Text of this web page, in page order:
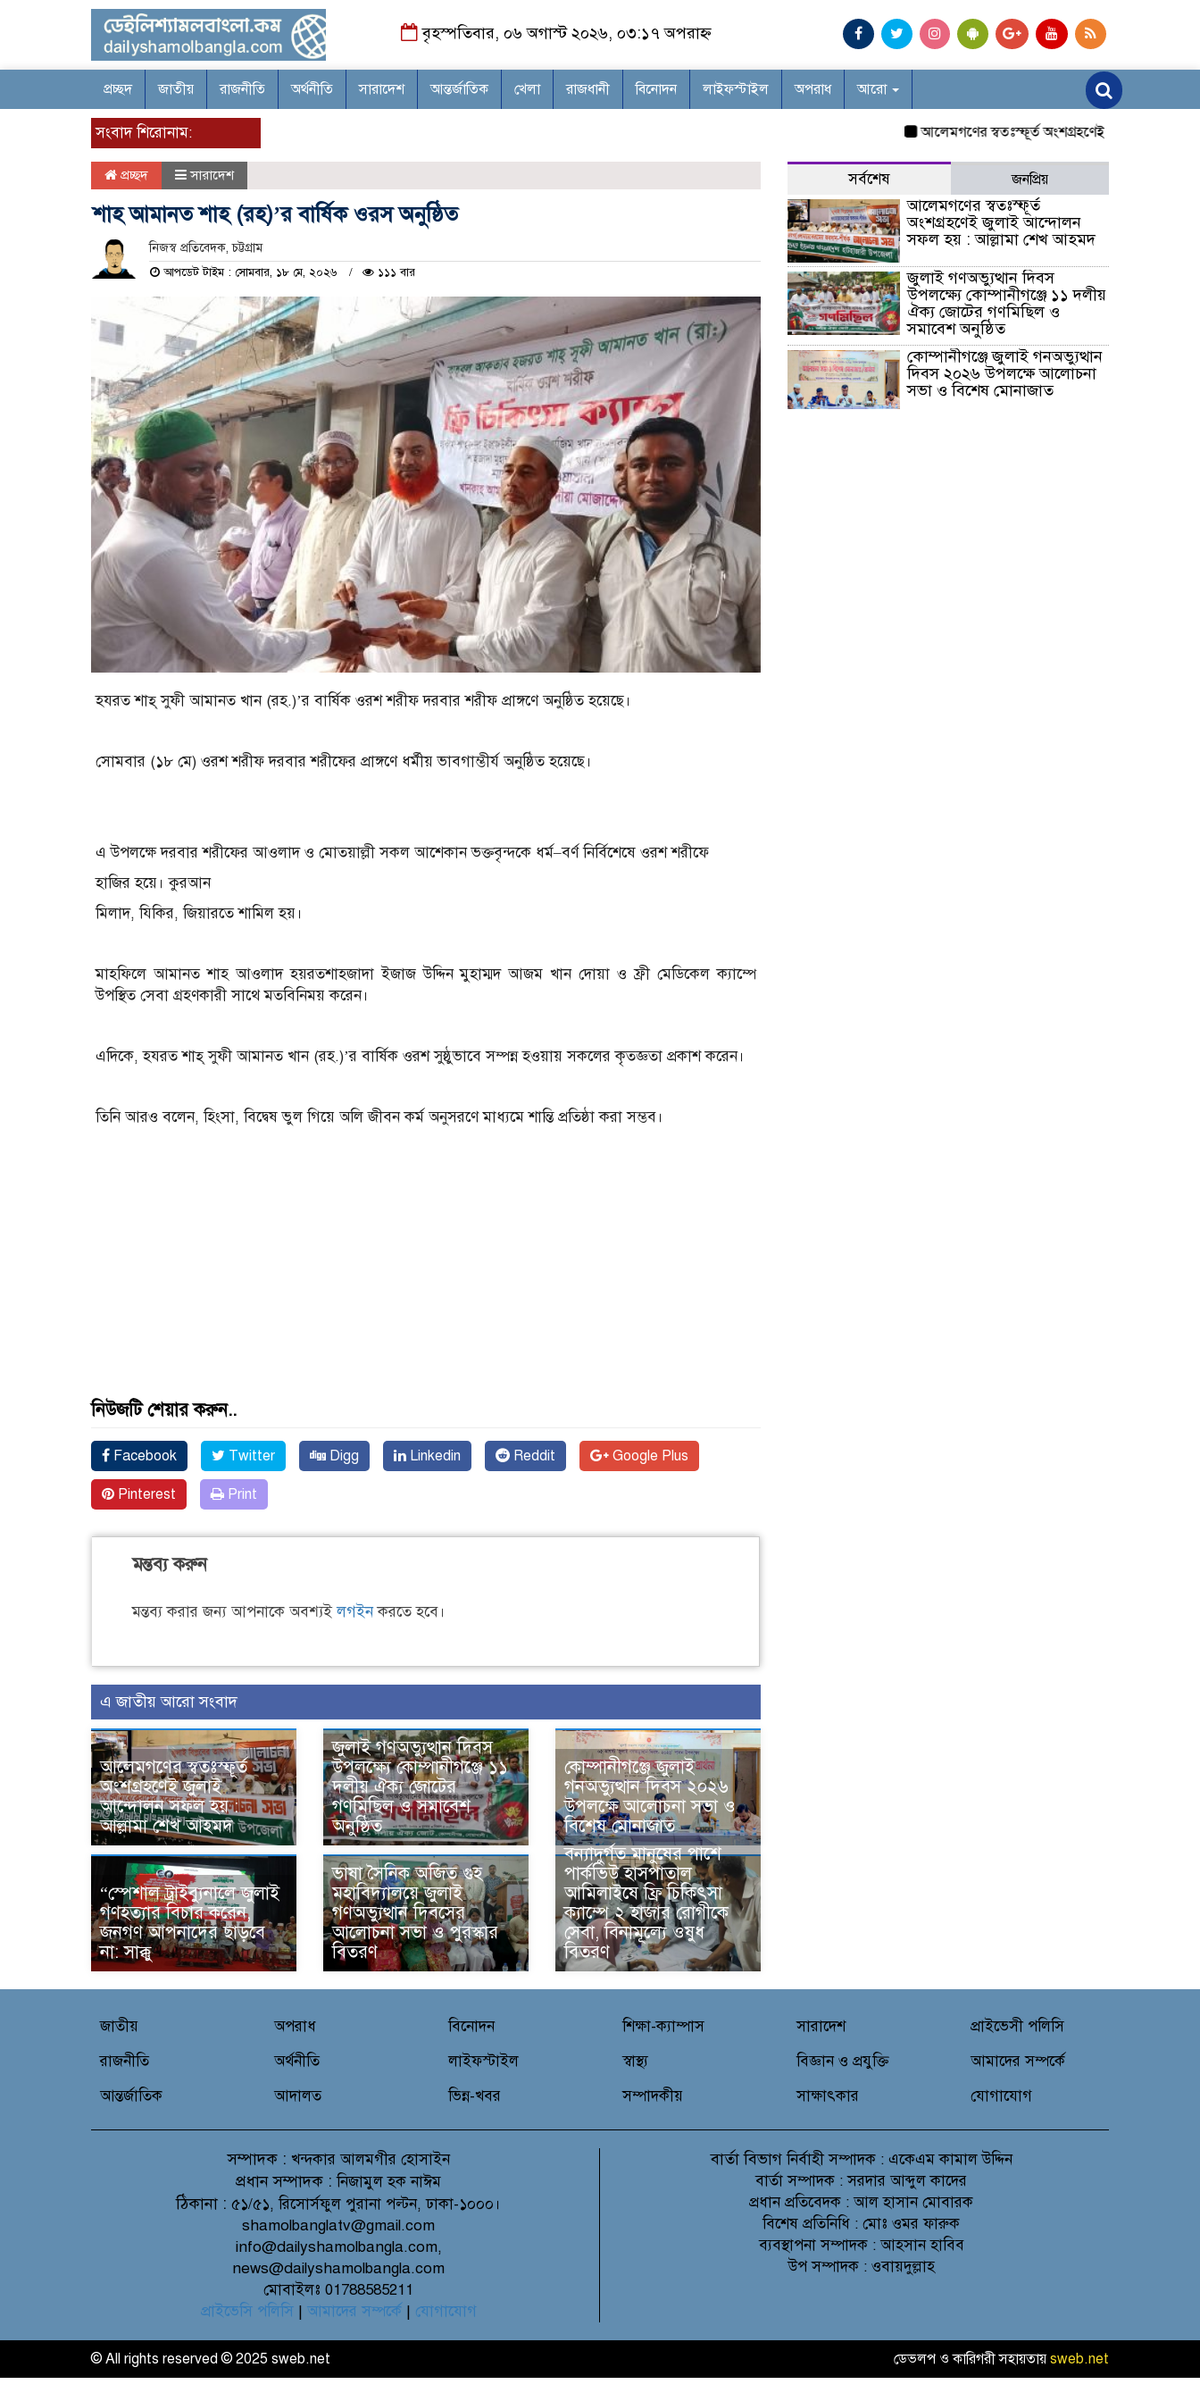
বৃহস্পতিবার, ০৬ অগাস্ট ২০২৬, ০৩:১৭ অপরাহ্ন
প্রচ্ছদ জাতীয় রাজনীতি অর্থনীতি সারাদেশ আন্তর্জাতিক খেলা রাজধানী বিনোদন লাইফস্টাইল অপরাধ আরো
সংবাদ শিরোনাম: আলেমগণের স্বতঃস্ফূর্ত অংশগ্রহণেই জুলাই আন্দোলন
প্রচ্ছদ সারাদেশ
শাহ আমানত শাহ (রহ)’র বার্ষিক ওরস অনুষ্ঠিত
নিজস্ব প্রতিবেদক, চট্টগ্রাম
আপডেট টাইম : সোমবার, ১৮ মে, ২০২৬ ১১১ বার
হযরত শাহ্‌ সুফী আমানত খান (রহ.)’র বার্ষিক ওরশ শরীফ দরবার শরীফ প্রাঙ্গণে অনুষ্ঠিত হয়েছে।
সোমবার (১৮ মে) ওরশ শরীফ দরবার শরীফের প্রাঙ্গণে ধর্মীয় ভাবগাম্ভীর্য অনুষ্ঠিত হয়েছে।
এ উপলক্ষে দরবার শরীফের আওলাদ ও মোতয়াল্লী সকল আশেকান ভক্তবৃন্দকে ধর্ম–বর্ণ নির্বিশেষে ওরশ শরীফে
হাজির হয়ে। কুরআন
মিলাদ, যিকির, জিয়ারতে শামিল হয়।
মাহফিলে আমানত শাহ আওলাদ হয়রতশাহজাদা ইজাজ উদ্দিন মুহাম্মদ আজম খান দোয়া ও ফ্রী মেডিকেল ক্যাম্পে
উপস্থিত সেবা গ্রহণকারী সাথে মতবিনিময় করেন।
এদিকে, হযরত শাহ্‌ সুফী আমানত খান (রহ.)’র বার্ষিক ওরশ সুষ্ঠুভাবে সম্পন্ন হওয়ায় সকলের কৃতজ্ঞতা প্রকাশ করেন।
তিনি আরও বলেন, হিংসা, বিদ্বেষ ভুল গিয়ে অলি জীবন কর্ম অনুসরণে মাধ্যমে শান্তি প্রতিষ্ঠা করা সম্ভব।
নিউজটি শেয়ার করুন..
Facebook Twitter Digg Linkedin Reddit Google Plus
Pinterest Print
মন্তব্য করুন
মন্তব্য করার জন্য আপনাকে অবশ্যইলগইনকরতে হবে।
এ জাতীয় আরো সংবাদ
আলেমগণের স্বতঃস্ফূর্ত
অংশগ্রহণেই জুলাই
আন্দোলন সফল হয় :
আল্লামা শেখ আহমদ
জুলাই গণঅভ্যুত্থান দিবস
উপলক্ষ্যে কোম্পানীগঞ্জে ১১
দলীয় ঐক্য জোটের
গণমিছিল ও সমাবেশ
অনুষ্ঠিত
কোম্পানীগঞ্জে জুলাই
গনঅভ্যুত্থান দিবস ২০২৬
উপলক্ষে আলোচনা সভা ও
বিশেষ মোনাজাত
“স্পেশাল ট্রাইব্যুনালে জুলাই
গণহত্যার বিচার করেন,
জনগণ আপনাদের ছাড়বে
না: সাক্কু
ভাষা সৈনিক অজিত গুহ
মহাবিদ্যালয়ে জুলাই
গণঅভ্যুত্থান দিবসের
আলোচনা সভা ও পুরস্কার
বিতরণ
বন্যাদুর্গত মানুষের পাশে
পার্কভিউ হাসপাতাল
আমিলাইষে ফ্রি চিকিৎসা
ক্যাম্পে ২ হাজার রোগীকে
সেবা, বিনামূল্যে ওষুধ
বিতরণ
সর্বশেষ জনপ্রিয়
আলেমগণের স্বতঃস্ফূর্ত
অংশগ্রহণেই জুলাই আন্দোলন
সফল হয় : আল্লামা শেখ আহমদ
জুলাই গণঅভ্যুত্থান দিবস
উপলক্ষ্যে কোম্পানীগঞ্জে ১১ দলীয়
ঐক্য জোটের গণমিছিল ও
সমাবেশ অনুষ্ঠিত
কোম্পানীগঞ্জে জুলাই গনঅভ্যুত্থান
দিবস ২০২৬ উপলক্ষে আলোচনা
সভা ও বিশেষ মোনাজাত
জাতীয়
রাজনীতি
আন্তর্জাতিক
অপরাধ
অর্থনীতি
আদালত
বিনোদন
লাইফস্টাইল
ভিন্ন-খবর
শিক্ষা-ক্যাম্পাস
স্বাস্থ্য
সম্পাদকীয়
সারাদেশ
বিজ্ঞান ও প্রযুক্তি
সাক্ষাৎকার
প্রাইভেসী পলিসি
আমাদের সম্পর্কে
যোগাযোগ
সম্পাদক : খন্দকার আলমগীর হোসাইন
প্রধান সম্পাদক : নিজামুল হক নাঈম
ঠিকানা : ৫১/৫১, রিসোর্সফুল পুরানা পল্টন, ঢাকা-১০০০।
shamolbanglatv@gmail.com
info@dailyshamolbangla.com,
news@dailyshamolbangla.com
মোবাইলঃ 01788585211
প্রাইভেসি পলিসি| আমাদের সম্পর্কে| যোগাযোগ
বার্তা বিভাগনির্বাহী সম্পাদক : একেএম কামাল উদ্দিন
বার্তা সম্পাদক : সরদার আব্দুল কাদের
প্রধান প্রতিবেদক : আল হাসান মোবারক
বিশেষ প্রতিনিধি : মোঃ ওমর ফারুক
ব্যবস্থাপনা সম্পাদক : আহসান হাবিব
উপ সম্পাদক : ওবায়দুল্লাহ
© All rights reserved © 2025 sweb.net ডেভলপ ও কারিগরী সহায়তায়sweb.net